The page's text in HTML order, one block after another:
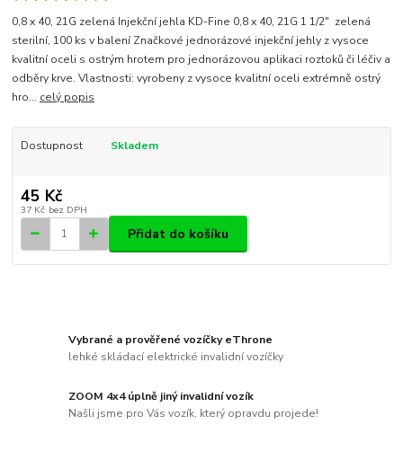
0,8 x 40, 21G zelená Injekční jehla KD-Fine 0,8 x 40, 21G 1 1/2" zelená
sterilní, 100 ks v balení Značkové jednorázové injekční jehly z vysoce
kvalitní oceli s ostrým hrotem pro jednorázovou aplikaci roztoků či léčiv a
odběry krve. Vlastnosti: vyrobeny z vysoce kvalitní oceli extrémně ostrý
hro... celý popis
Dostupnost Skladem
45 Kč
37 Kč bez DPH
Přidat do košíku
Vybrané a prověřené vozíčky eThrone
lehké skládací elektrické invalidní vozíčky
ZOOM 4x4 úplně jiný invalidní vozík
Našli jsme pro Vás vozík, který opravdu projede!